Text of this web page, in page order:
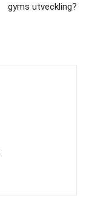
gyms utveckling?